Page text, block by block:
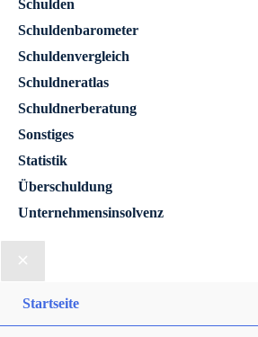
Schulden
Schuldenbarometer
Schuldenvergleich
Schuldneratlas
Schuldnerberatung
Sonstiges
Statistik
Überschuldung
Unternehmensinsolvenz
Startseite